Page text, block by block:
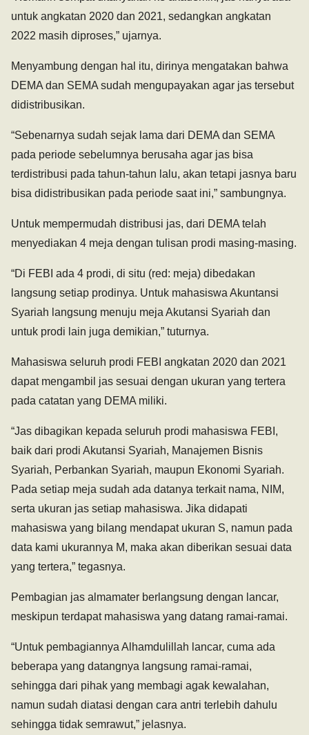
untuk angkatan 2020 dan 2021, sedangkan angkatan
2022 masih diproses,” ujarnya.
Menyambung dengan hal itu, dirinya mengatakan bahwa
DEMA dan SEMA sudah mengupayakan agar jas tersebut
didistribusikan.
“Sebenarnya sudah sejak lama dari DEMA dan SEMA
pada periode sebelumnya berusaha agar jas bisa
terdistribusi pada tahun-tahun lalu, akan tetapi jasnya baru
bisa didistribusikan pada periode saat ini,” sambungnya.
Untuk mempermudah distribusi jas, dari DEMA telah
menyediakan 4 meja dengan tulisan prodi masing-masing.
“Di FEBI ada 4 prodi, di situ (red: meja) dibedakan
langsung setiap prodinya. Untuk mahasiswa Akuntansi
Syariah langsung menuju meja Akutansi Syariah dan
untuk prodi lain juga demikian,” tuturnya.
Mahasiswa seluruh prodi FEBI angkatan 2020 dan 2021
dapat mengambil jas sesuai dengan ukuran yang tertera
pada catatan yang DEMA miliki.
“Jas dibagikan kepada seluruh prodi mahasiswa FEBI,
baik dari prodi Akutansi Syariah, Manajemen Bisnis
Syariah, Perbankan Syariah, maupun Ekonomi Syariah.
Pada setiap meja sudah ada datanya terkait nama, NIM,
serta ukuran jas setiap mahasiswa. Jika didapati
mahasiswa yang bilang mendapat ukuran S, namun pada
data kami ukurannya M, maka akan diberikan sesuai data
yang tertera,” tegasnya.
Pembagian jas almamater berlangsung dengan lancar,
meskipun terdapat mahasiswa yang datang ramai-ramai.
“Untuk pembagiannya Alhamdulillah lancar, cuma ada
beberapa yang datangnya langsung ramai-ramai,
sehingga dari pihak yang membagi agak kewalahan,
namun sudah diatasi dengan cara antri terlebih dahulu
sehingga tidak semrawut,” jelasnya.